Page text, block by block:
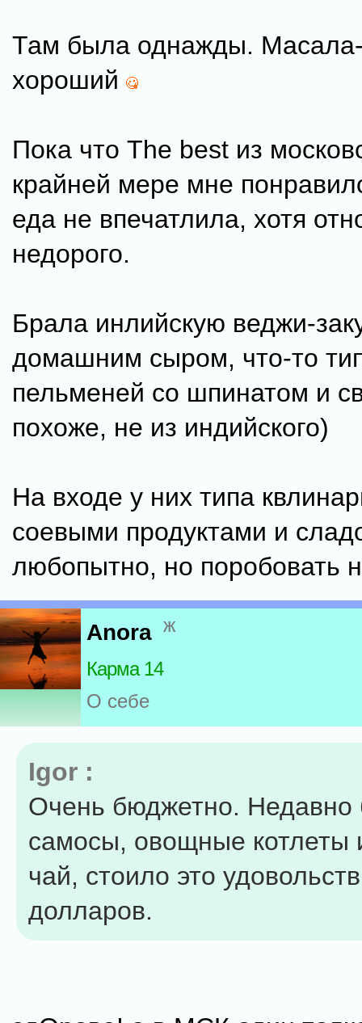
Там была однажды.
хороший
Пока что The best из
крайней мере мне
еда не впечатлила, хотя
недорого.
Брала инлийскую веджи-
домашним сыром, что-то
пельменей со шпинатом и
похоже, не из индийского)
На входе у них типа
соевыми продуктами и
любопытно, но поробовать
Anora ж
Карма 14
О себе
Igor :
Очень бюджетно. Недавно
самосы, овощные котлеты
чай, стоило это
долларов.